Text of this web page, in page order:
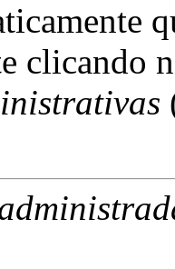
clicando